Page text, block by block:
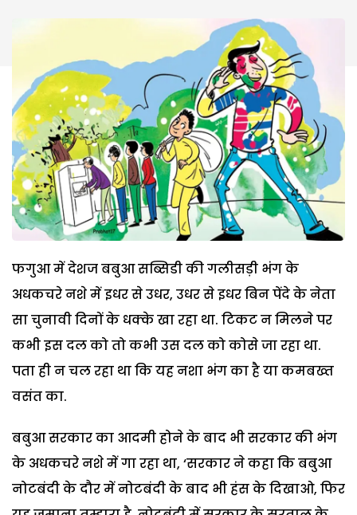
फगुआ में देशज बबुआ सब्सिडी की गलीसड़ी भंग के
अधकचरे नशे में इधर से उधर, उधर से इधर बिन पेंदे के नेता
सा चुनावी दिनों के धक्के खा रहा था. टिकट न मिलने पर
कभी इस दल को तो कभी उस दल को कोसे जा रहा था.
पता ही न चल रहा था कि यह नशा भंग का है या कमबख्त
वसंत का.
बबुआ सरकार का आदमी होने के बाद भी सरकार की भंग
के अधकचरे नशे में गा रहा था, ‘सरकार ने कहा कि बबुआ
नोटबंदी के दौर में नोटबंदी के बाद भी हंस के दिखाओ, फिर